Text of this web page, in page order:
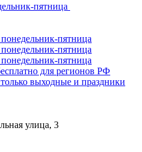
пятница
понедельник-пятница
понедельник-пятница
понедельник-пятница
для регионов РФ
только выходные и праздники
улица, 3